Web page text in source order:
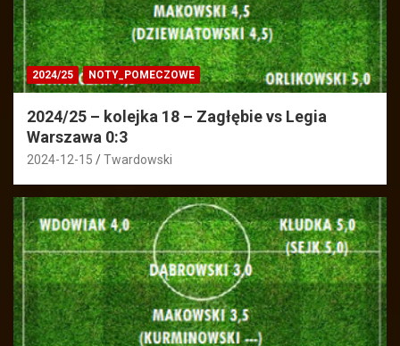
2024/25 NOTY_POMECZOWE
2024/25 – kolejka 18 – Zagłębie vs Legia
Warszawa 0:3
2024-12-15 Twardowski